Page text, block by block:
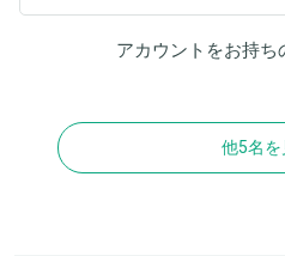
アカウントをお持ち
他5名を